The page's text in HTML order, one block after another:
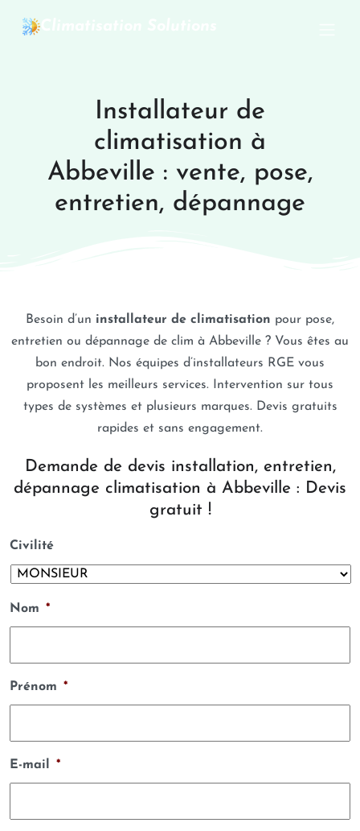
Installateur de
climatisation à
Abbeville : vente, pose,
entretien, dépannage
Besoin d’un installateur de climatisation pour pose,
entretien ou dépannage de clim à Abbeville ? Vous êtes au
bon endroit. Nos équipes d’installateurs RGE vous
proposent les meilleurs services. Intervention sur tous
types de systèmes et plusieurs marques. Devis gratuits
rapides et sans engagement.
Demande de devis installation, entretien,
dépannage climatisation à Abbeville : Devis
gratuit !
Civilité
Nom *
Prénom *
E-mail *